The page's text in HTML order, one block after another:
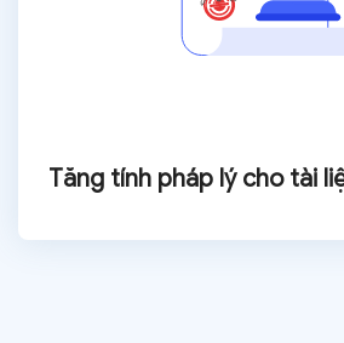
Tăng tính pháp lý cho tài